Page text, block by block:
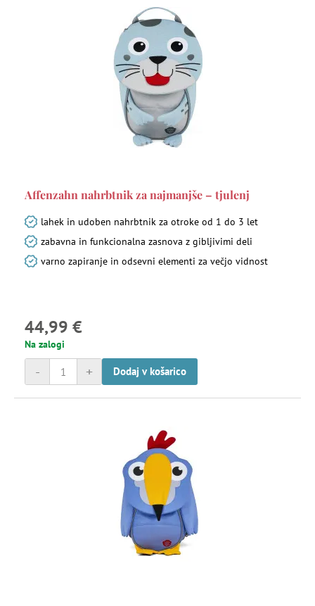
Affenzahn nahrbtnik za najmanjše – tjulenj
lahek in udoben nahrbtnik za otroke od 1 do 3 let
zabavna in funkcionalna zasnova z gibljivimi deli
varno zapiranje in odsevni elementi za večjo vidnost
44,99 €
Na zalogi
+
- Dodaj v košarico